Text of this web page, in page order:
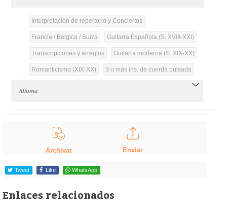
Interpretación de repertorio y Conciertos
Francia / Belgica / Suiza Guitarra Española (S. XVIII-XXI)
Transcripciones y arreglos Guitarra moderna (S. XIX-XX)
Romanticismo (XIX-XX) 3 o más ins. de cuerda pulsada
Idioma
Archivar Enviar
Tweet Like WhatsApp
Enlaces relacionados